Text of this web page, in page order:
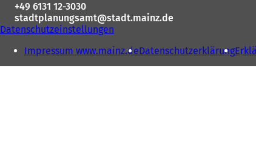
+49 6131 12-3030
stadtplanungsamt
stadt.mainz de
Datenschutzeinstellungen
Impressum www.mainz.deDatenschutzerklärung